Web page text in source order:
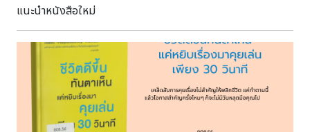
ให้ เนื้อหาถ่ายทอดด้วยภาษาที่เรียบง่าย เป็นมิตร และเต็มไปด้วย
ในชีวิตประจำวันได้อย่างเป็นรูปธรรม เพื่อค่อย ๆ พัฒนาชีวิตให้ดี
ขึ้น 170.44 น672ฮ ห้องหนังสือทั่วไป 1
แนะนำหนังสือใหม่